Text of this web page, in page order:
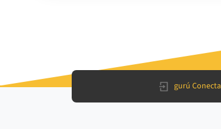
gurú Conecta